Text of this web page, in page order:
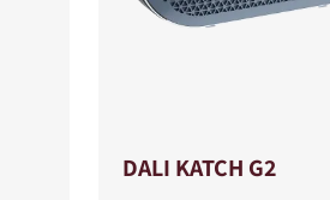
DALI KATCH G2